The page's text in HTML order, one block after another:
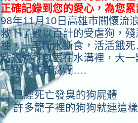
正確記錄到您的愛心，為您
98年11月10日高雄市關懷流
救下了數以百計的受虐狗，
種，一率斷水斷食，活活餓
點的就打包丟在水溝裡，大
一角，任其腐爛….
已經死亡發臭的狗屍體
許多籠子裡的狗狗就連這